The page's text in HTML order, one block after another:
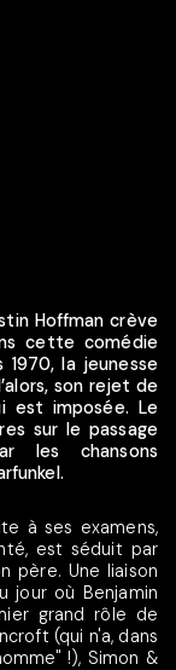
Hoffman crève
cette comédie
1970, la jeunesse
son rejet de
est imposée. Le
sur le passage
les chansons
à ses examens,
est séduit par
père. Une liaison
jour où Benjamin
grand rôle de
(qui n'a, dans
!), Simon &